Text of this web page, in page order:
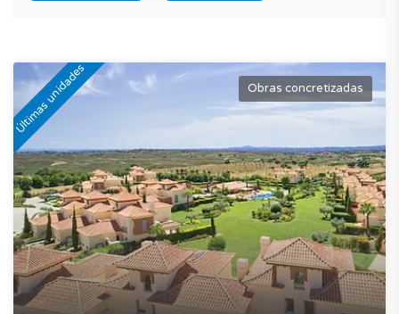
Últimas unidades Obras concretizadas